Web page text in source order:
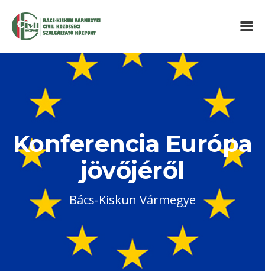
Konferencia Európa
jövőjéről
Bács-Kiskun Vármegye